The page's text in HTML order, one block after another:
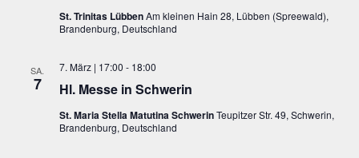
St. Trinitas LübbenAm kleinen Hain 28, Lübben (Spreewald),
Brandenburg, Deutschland
SA.
7 Hl. Messe in Schwerin
7. März | 17:00 - 18:00
St. Maria Stella Matutina SchwerinTeupitzer Str. 49, Schwerin,
Brandenburg, Deutschland